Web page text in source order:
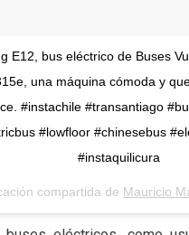
E12, bus eléctrico de Buses
una máquina cómoda y
#instachile #transantiago
#lowfloor #chinesebus
#instaquilicura
compartida de Mauricio